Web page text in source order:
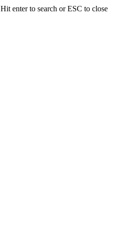
Hit enter to search or ESC to close